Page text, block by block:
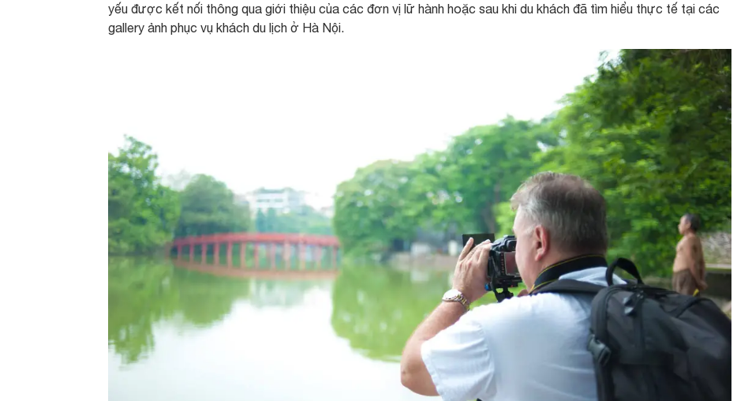
yếu được kết nối thông qua giới thiệu của các đơn vị lữ hành hoặc sau khi du khách đã tìm hiểu thực tế tại các
gallery ảnh phục vụ khách du lịch ở Hà Nội.